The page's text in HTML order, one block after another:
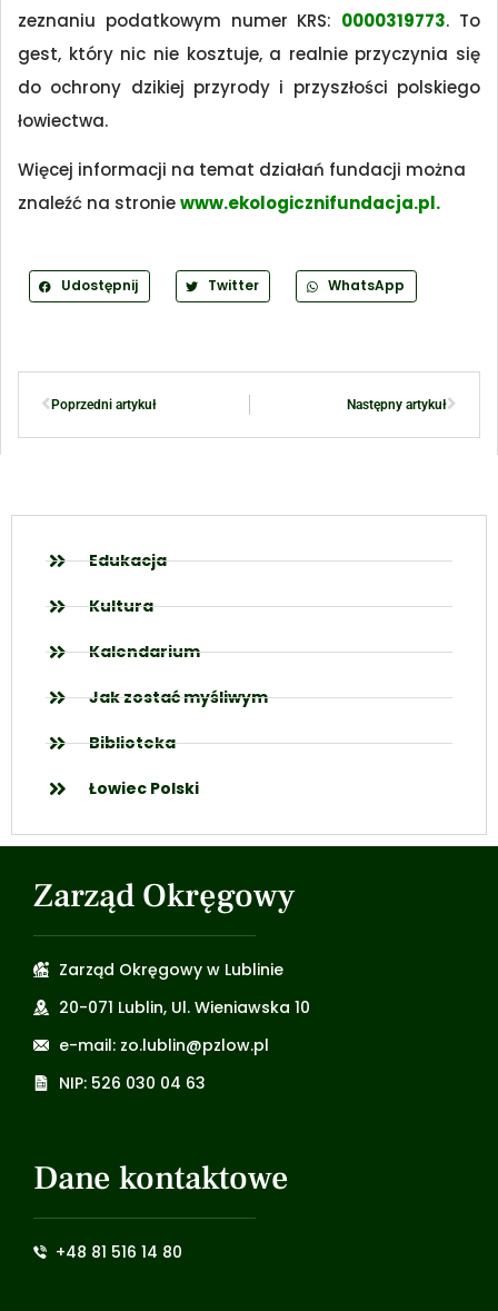
zeznaniu podatkowym numer KRS: 0000319773. To
gest, który nic nie kosztuje, a realnie przyczynia się
do ochrony dzikiej przyrody i przyszłości polskiego
łowiectwa.
Więcej informacji na temat działań fundacji można
znaleźć na stroniewww.ekologicznifundacja.pl.
Udostępnij Twitter WhatsApp
Poprzedni artykuł Następny artykuł
Edukacja
Kultura
Kalendarium
Jak zostać myśliwym
Biblioteka
Łowiec Polski
Zarząd Okręgowy
Zarząd Okręgowy w Lublinie
20-071 Lublin, Ul. Wieniawska 10
e-mail: zo.lublin@pzlow.pl
NIP: 526 030 04 63
Dane kontaktowe
+48 81 516 14 80